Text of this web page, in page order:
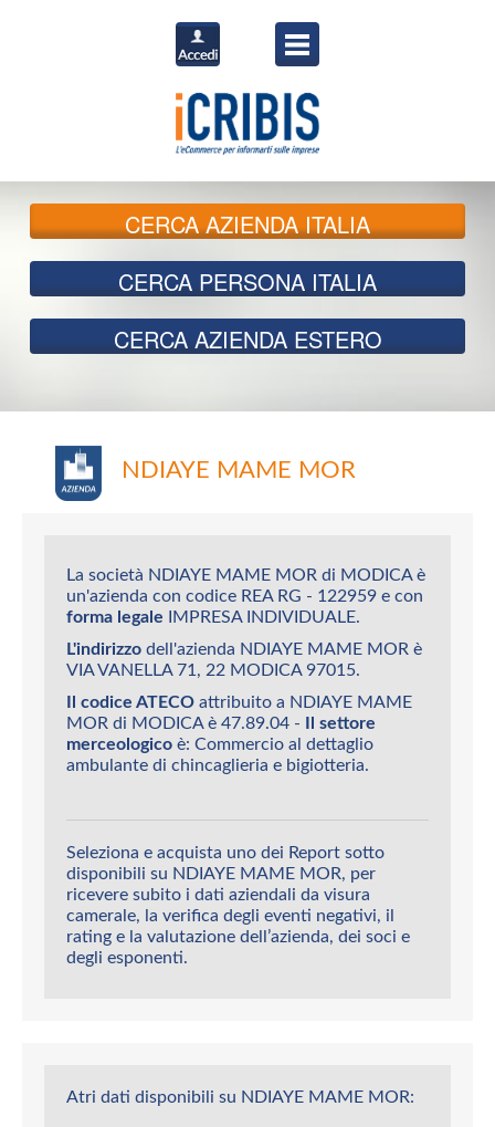
CERCAAZIENDA ITALIA
CERCA PERSONA ITALIA
CERCA AZIENDA ESTERO
NDIAYE MAME MOR
La società NDIAYE MAME MOR di MODICA è
un'azienda con codice REA RG - 122959 e con
forma legale IMPRESA INDIVIDUALE.
L'indirizzo dell'azienda NDIAYE MAME MOR è
VIA VANELLA 71, 22 MODICA 97015.
Il codice ATECO attribuito a NDIAYE MAME
MOR di MODICA è 47.89.04 - Il settore
merceologico è: Commercio al dettaglio
ambulante di chincaglieria e bigiotteria.
Seleziona e acquista uno dei Report sotto
disponibili su NDIAYE MAME MOR, per
ricevere subito i dati aziendali da visura
camerale, la verifica degli eventi negativi, il
rating e la valutazione dell’azienda, dei soci e
degli esponenti.
Atri dati disponibili su NDIAYE MAME MOR: